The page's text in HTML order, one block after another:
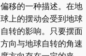
偏移的一种描述。在地
球上的摆动会受到地球
自转的影响。只要摆面
方向与地球自转的角速